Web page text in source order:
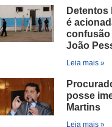
Detentos
é
confusão
João
Leia mais »
posse
Martins
Leia mais »